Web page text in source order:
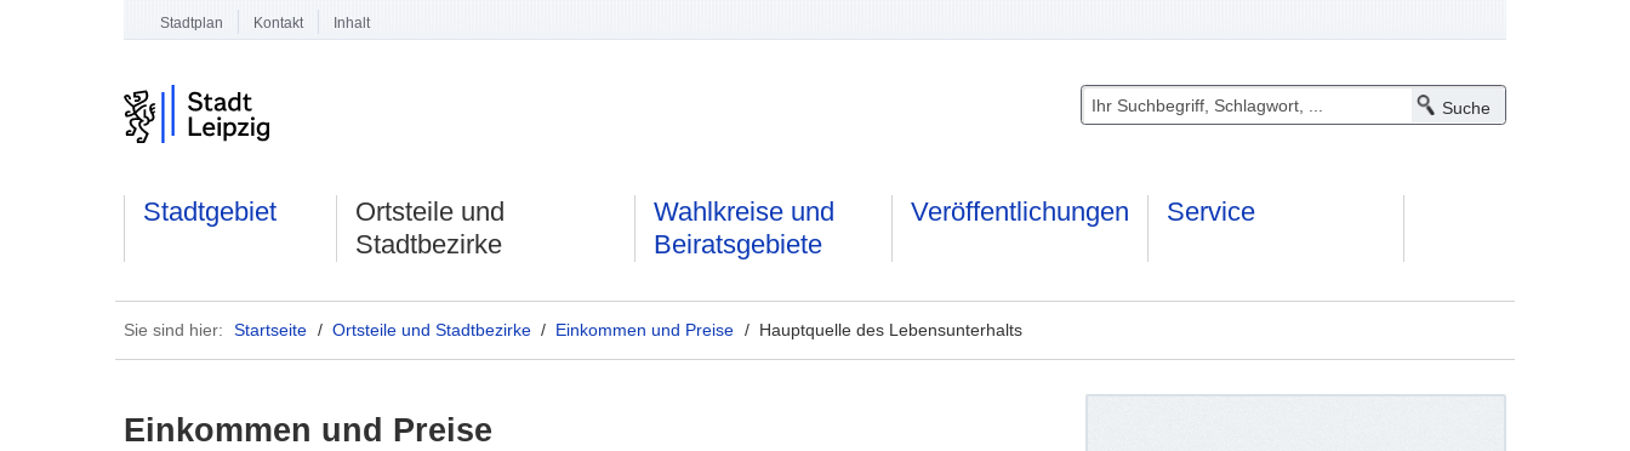
Stadtplan Kontakt Inhalt
Stadtgebiet
Ortsteile und
Stadtbezirke
Wahlkreise und
Beiratsgebiete
Veröffentlichungen Service
Sie sind hier: Startseite / Ortsteile und Stadtbezirke / Einkommen und Preise / Hauptquelle des Lebensunterhalts
Einkommen und Preise